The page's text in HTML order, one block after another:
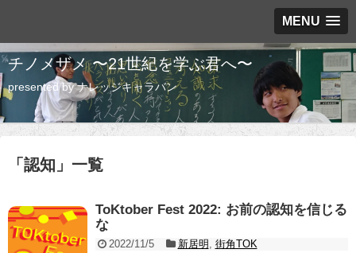
MENU
チノメザメ 〜21世紀を学ぶ君へ〜
presented by ナレッジキャラバン
「 認知 」 一覧
ToKtober Fest 2022: お前の認知を信じる
な
2022/11/5 新居明
街角TOK